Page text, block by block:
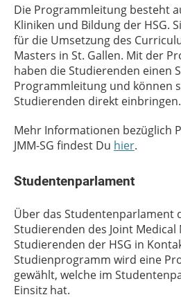
Die Programmleitung besteht
Kliniken und Bildung der HSG.
für die Umsetzung des
Masters in St. Gallen. Mit der
haben die Studierenden einen
Programmleitung und können
Studierenden direkt einbringen.
Mehr Informationen bezüglich
JMM-SG findest Du hier.
Studentenparlament
Über das Studentenparlament
Studierenden des Joint
Studierenden der HSG in
Studienprogramm wird eine
gewählt, welche im
Einsitz hat.